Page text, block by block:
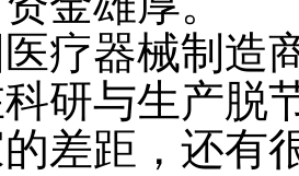
疗器械制造
研与生产脱
的差距，还有